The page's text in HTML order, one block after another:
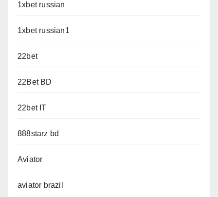
1xbet russian
1xbet russian1
22bet
22Bet BD
22bet IT
888starz bd
Aviator
aviator brazil